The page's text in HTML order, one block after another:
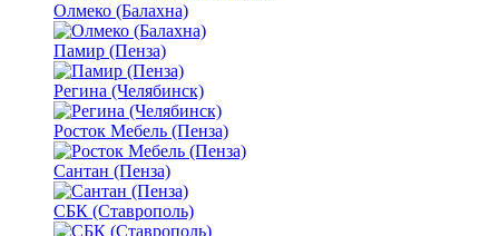
Олмеко (Балахна)
Памир (Пенза)
Регина (Челябинск)
Росток Мебель (Пенза)
Сантан (Пенза)
СБК (Ставрополь)